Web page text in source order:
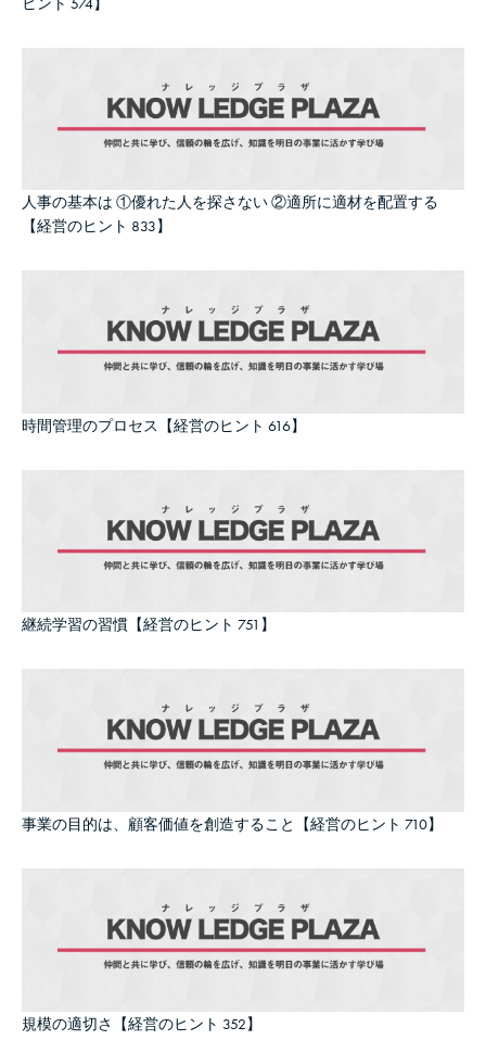
人事の基本は ①優れた人を探さない ②適所に適材を配置する
【経営のヒント 833】
時間管理のプロセス【経営のヒント 616】
継続学習の習慣【経営のヒント 751】
事業の目的は、顧客価値を創造すること【経営のヒント 710】
規模の適切さ【経営のヒント 352】